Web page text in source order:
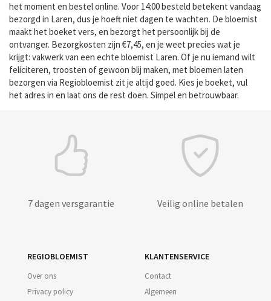
het moment en bestel online. Voor 14:00 besteld betekent vandaag
bezorgd in Laren, dus je hoeft niet dagen te wachten. De bloemist
maakt het boeket vers, en bezorgt het persoonlijk bij de
ontvanger. Bezorgkosten zijn €7,45, en je weet precies wat je
krijgt: vakwerk van een echte bloemist Laren. Of je nu iemand wilt
feliciteren, troosten of gewoon blij maken, met bloemen laten
bezorgen via Regiobloemist zit je altijd goed. Kies je boeket, vul
het adres in en laat ons de rest doen. Simpel en betrouwbaar.
7 dagen versgarantie Veilig online betalen
REGIOBLOEMIST
Over ons
Privacy policy
KLANTENSERVICE
Contact
Algemeen